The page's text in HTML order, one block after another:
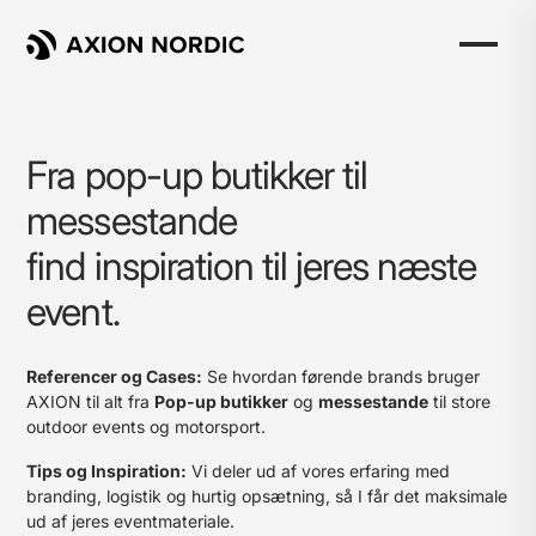
Fra pop-up butikker til
messestande
find inspiration til jeres næste
event.
Referencer og Cases: Se hvordan førende brands bruger
AXION til alt fra Pop-up butikker ogmessestande til store
outdoor events og motorsport.
Tips og Inspiration: Vi deler ud af vores erfaring med
branding, logistik og hurtig opsætning, så I får det maksimale
ud af jeres eventmateriale.
Målportaler og Eventbranding: Skab
synlighed til sportsevents
FAXE KONDI, SALLING GROUP, UNOX, FCK...
Anatomien bag en investering:
Hvorfor AXION-produkter holder i 10+
år
Totalbranding og Rebranding: Fra